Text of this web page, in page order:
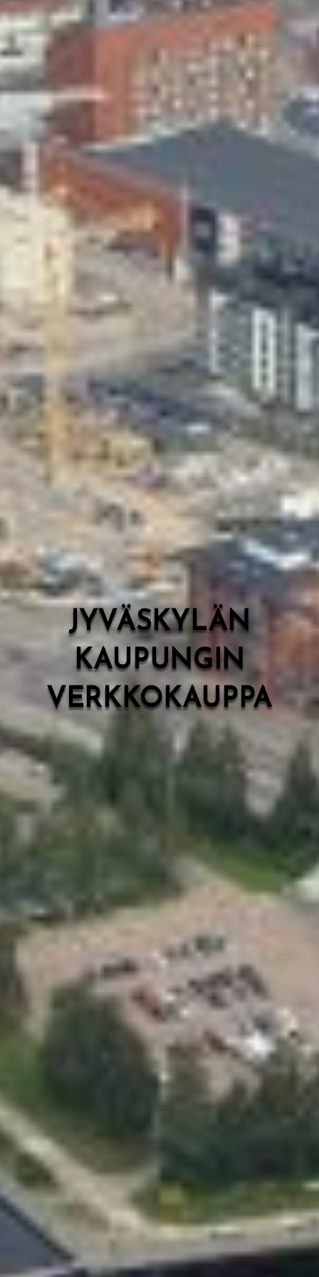
Skeittihalli
Varhaiskasvatus
Ateria- ja välipalamaksut
Mämminiemi
Taideapteekki
Kirjasto
Valon Kaupunki
Lasten Lysti & LystiKylä-festivaali
Ohje
English
JYVÄSKYLÄN
KAUPUNGIN
VERKKOKAUPPA